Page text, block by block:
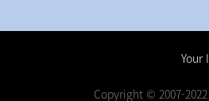
Your
Copyright © 2007-2022